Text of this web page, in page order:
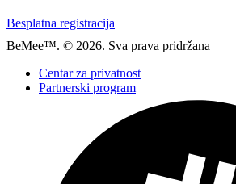
Besplatna registracija
BeMee™. © 2026. Sva prava pridržana
Centar za privatnost
Partnerski program